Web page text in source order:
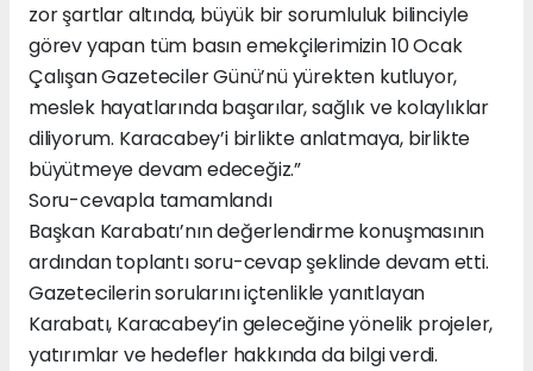
zor şartlar altında, büyük bir sorumluluk bilinciyle
görev yapan tüm basın emekçilerimizin 10 Ocak
Çalışan Gazeteciler Günü’nü yürekten kutluyor,
meslek hayatlarında başarılar, sağlık ve kolaylıklar
diliyorum. Karacabey’i birlikte anlatmaya, birlikte
büyütmeye devam edeceğiz.”
Soru-cevapla tamamlandı
Başkan Karabatı’nın değerlendirme konuşmasının
ardından toplantı soru-cevap şeklinde devam etti.
Gazetecilerin sorularını içtenlikle yanıtlayan
Karabatı, Karacabey’in geleceğine yönelik projeler,
yatırımlar ve hedefler hakkında da bilgi verdi.